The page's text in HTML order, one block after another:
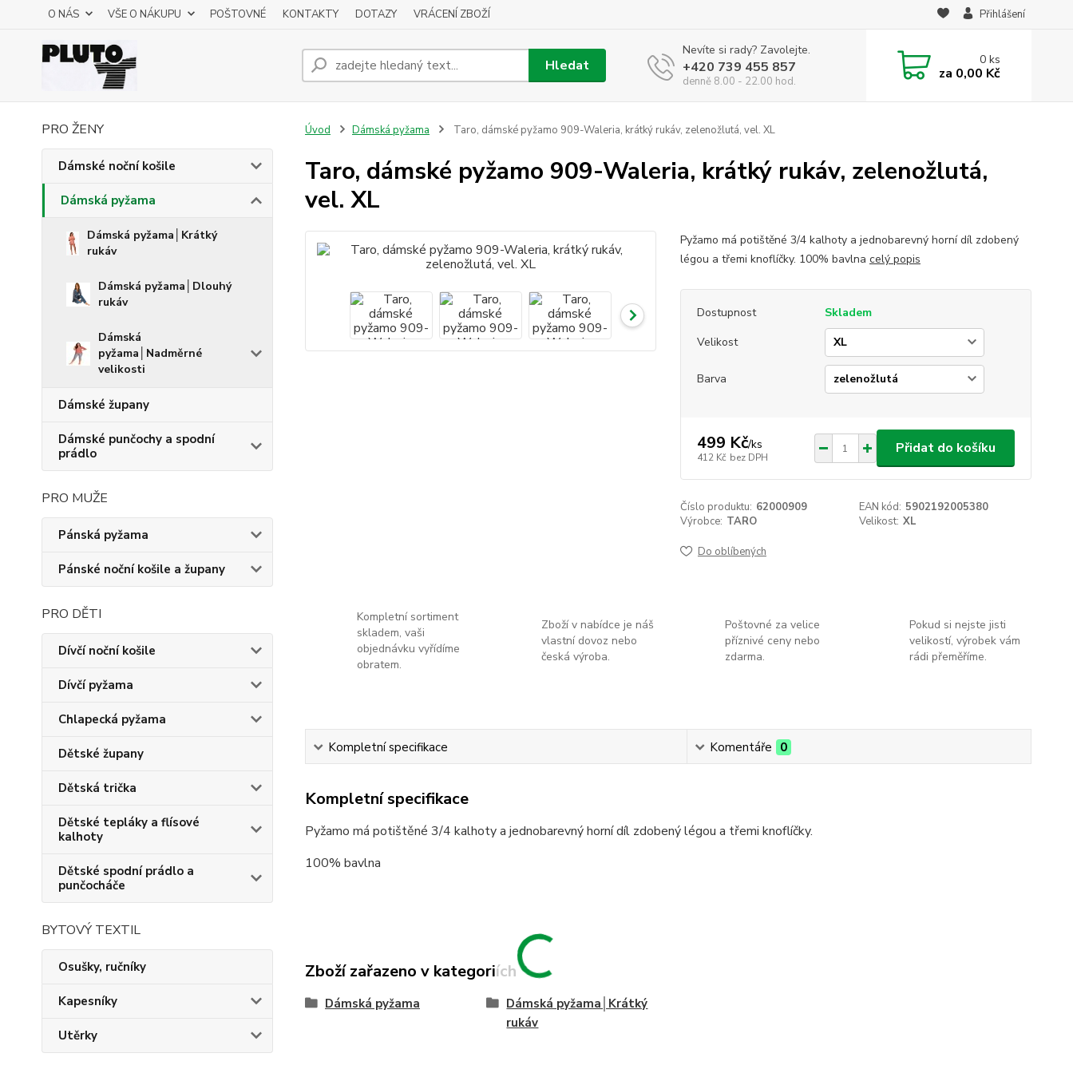
O NÁS VŠE O NÁKUPU POŠTOVNÉ KONTAKTY DOTAZY VRÁCENÍ ZBOŽÍ Přihlášení
Hledat
Nevíte si rady? Zavolejte.
+420 739 455 857
denně 8.00 - 22.00 hod.
0ks
za 0,00 Kč
PRO ŽENY
Dámské noční košile
Dámská pyžama
Dámská pyžama│Krátký
rukáv
Dámská pyžama│Dlouhý
rukáv
Dámská
pyžama│Nadměrné
velikosti
Dámské župany
Dámské punčochy a spodní
prádlo
PRO MUŽE
Pánská pyžama
Pánské noční košile a župany
PRO DĚTI
Dívčí noční košile
Dívčí pyžama
Chlapecká pyžama
Dětské župany
Dětská trička
Dětské tepláky a flísové
kalhoty
Dětské spodní prádlo a
punčocháče
BYTOVÝ TEXTIL
Osušky, ručníky
Kapesníky
Utěrky
Úvod Dámská pyžama Taro, dámské pyžamo 909-Waleria, krátký rukáv, zelenožlutá, vel. XL
Taro, dámské pyžamo 909-Waleria, krátký rukáv, zelenožlutá,
vel. XL
Pyžamo má potištěné 3/4 kalhoty a jednobarevný horní díl zdobený
légou a třemi knoflíčky. 100% bavlna celý popis
Dostupnost
Skladem
Velikost
Barva
499 Kč/ks
412 Kč bez DPH
Přidat do košíku
Číslo produktu: 62000909 EAN kód: 5902192005380
Výrobce: TARO Velikost: XL
Do oblíbených
Kompletní sortiment
skladem, vaši
objednávku vyřídíme
obratem.
Zboží v nabídce je náš
vlastní dovoz nebo
česká výroba.
Poštovné za velice
příznivé ceny nebo
zdarma.
Pokud si nejste jisti
velikostí, výrobek vám
rádi přeměříme.
Kompletní specifikace Komentáře 0
Kompletní specifikace
Pyžamo má potištěné 3/4 kalhoty a jednobarevný horní díl zdobený légou a třemi knoflíčky.
100% bavlna
Zboží zařazeno v kategoriích
Dámská pyžama
Dámská pyžama│Krátký
rukáv